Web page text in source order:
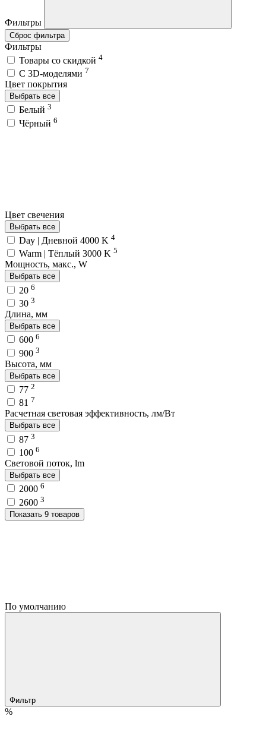
Фильтры
Сброс фильтра
Фильтры
Товары со скидкой 4
C 3D-моделями 7
Цвет покрытия
Выбрать все
Белый 3
Чёрный 6
Цвет свечения
Выбрать все
Day | Дневной 4000 K 4
Warm | Тёплый 3000 K 5
Мощность, макс., W
Выбрать все
20 6
30 3
Длина, мм
Выбрать все
600 6
900 3
Высота, мм
Выбрать все
77 2
81 7
Расчетная световая эффективность, лм/Вт
Выбрать все
87 3
100 6
Световой поток, lm
Выбрать все
2000 6
2600 3
Показать 9 товаров
По умолчанию
Фильтр
%